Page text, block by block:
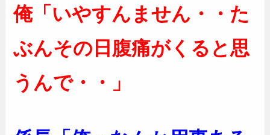
俺「いやすんません・・た
ぶんその日腹痛がくると思
うんで・・」